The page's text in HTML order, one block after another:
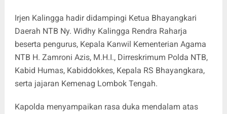
Irjen Kalingga hadir didampingi Ketua Bhayangkari
Daerah NTB Ny. Widhy Kalingga Rendra Raharja
beserta pengurus, Kepala Kanwil Kementerian Agama
NTB H. Zamroni Azis, M.H.I., Dirreskrimum Polda NTB,
Kabid Humas, Kabiddokkes, Kepala RS Bhayangkara,
serta jajaran Kemenag Lombok Tengah.
Kapolda menyampaikan rasa duka mendalam atas